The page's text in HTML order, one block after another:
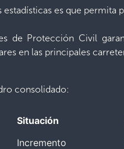
es que
de Protección Civil
en las principales
consolidado:
Situación
Incremento